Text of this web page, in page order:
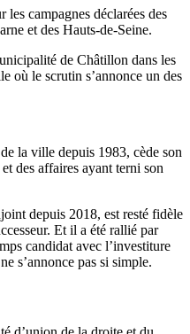
campagnes déclarées des
et des Hauts-de-Seine.
de Châtillon dans les
où le scrutin s’annonce un des
la ville depuis 1983, cède son
des affaires ayant terni son
depuis 2018, est resté fidèle
Et il a été rallié par
candidat avec l’investiture
s’annonce pas si simple.